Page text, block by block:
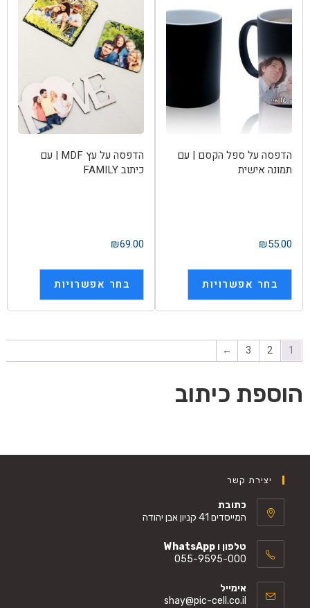
הדפסה על ספל הקסם | עם
תמונה אישית
₪55.00
בחר אפשרויות
הדפסה על עץ MDF | עם
כיתוב FAMILY
₪69.00
בחר אפשרויות
1
2
3
←
הוספת כיתוב
יצירת קשר
כתובת
המייסדים 41 קניון אבן יהודה
טלפון ו WhatsApp
055-9595-000
אימייל
shay@pic-cell.co.il